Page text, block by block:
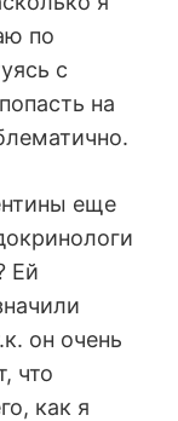
по
с
на
еще
Ей
он очень
что
как я